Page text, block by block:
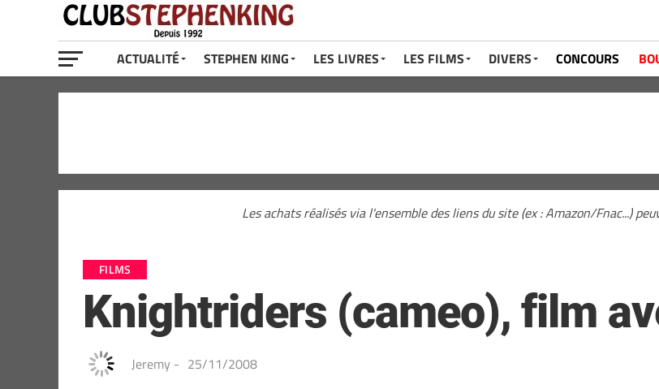
ACTUALITÉ STEPHEN KING LES LIVRES LES FILMS DIVERS CONCOURS
Les achats réalisés via l'ensemble des liens du site (ex : Amazon/Fnac...)
FILMS
Knightriders (cameo), film
Jeremy - 25/11/2008